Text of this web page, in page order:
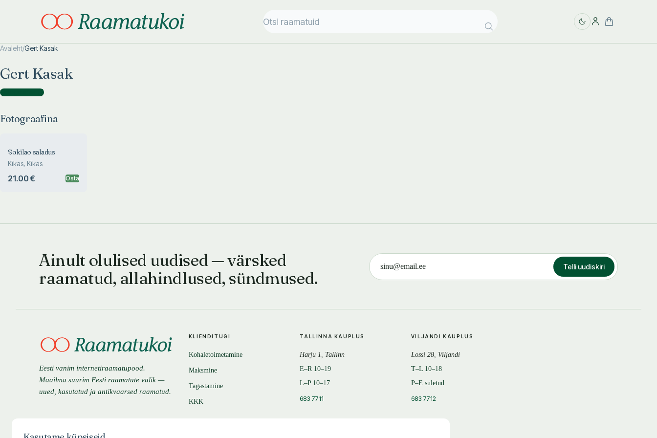
Avaleht/Gert Kasak
Gert Kasak
Fotograafina )
Fotograafina
Sokilao saladus
Kikas, Kikas
21.00 € Osta
Ainult olulised uudised — värsked
raamatud, allahindlused, sündmused.
Telli uudiskiri
Eesti vanim internetiraamatupood.
Maailma suurim Eesti raamatute valik —
uued, kasutatud ja antikvaarsed raamatud.
KLIENDITUGI
Kohaletoimetamine
Maksmine
Tagastamine
KKK
TALLINNA KAUPLUS
Harju 1, Tallinn
E–R 10–19
L–P 10–17
683 7711
VILJANDI KAUPLUS
Lossi 28, Viljandi
T–L 10–18
P–E suletud
683 7712